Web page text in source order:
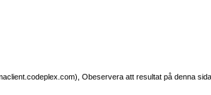
Obeservera att resultat på denna